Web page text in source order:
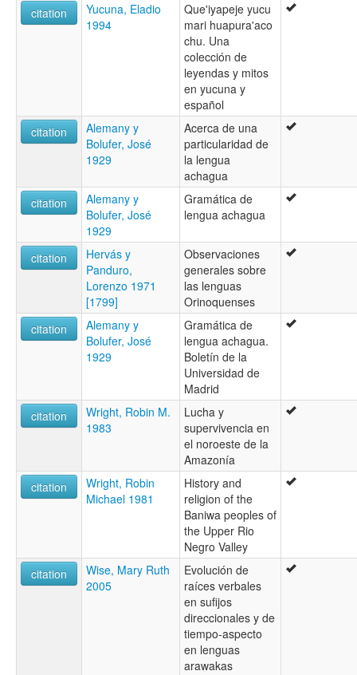
citation
Yucuna, Eladio
1994
Que'iyapeje yucu
mari huapura'aco
chu. Una
colección de
leyendas y mitos
en yucuna y
español
citation
Alemany y
Bolufer, José
1929
Acerca de una
particularidad de
la lengua
achagua
citation
Alemany y
Bolufer, José
1929
Gramática de
lengua achagua
citation
Hervás y
Panduro,
Lorenzo 1971
[1799]
Observaciones
generales sobre
las lenguas
Orinoquenses
citation
Alemany y
Bolufer, José
1929
Gramática de
lengua achagua.
Boletín de la
Universidad de
Madrid
citation
Wright, Robin M.
1983
Lucha y
supervivencia en
el noroeste de la
Amazonía
citation
Wright, Robin
Michael 1981
History and
religion of the
Baniwa peoples of
the Upper Rio
Negro Valley
citation
Wise, Mary Ruth
2005
Evolución de
raíces verbales
en sufijos
direccionales y de
tiempo-aspecto
en lenguas
arawakas